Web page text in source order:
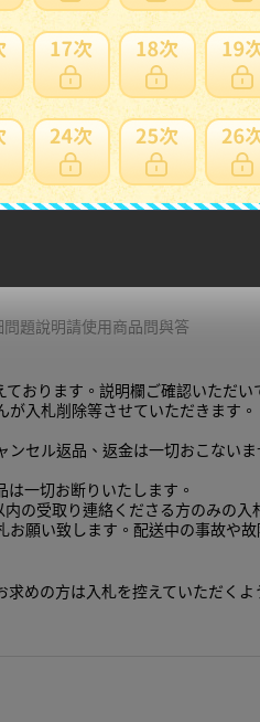
問題商品反映流程
品未到貨理賠，請選擇有信用
題說明請使用商品問與答
おります。説明欄ご確認いただ
入札削除等させていただきます。
セル返品、返金は一切おこないま
一切お断りいたします。
の受取り連絡くださる方のみの
願い致します。配送中の事故や
めの方は入札を控えていただく